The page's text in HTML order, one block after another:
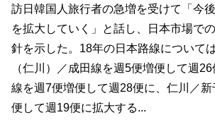
訪日韓国人旅行者の急増を受けて「今
を拡大していく」と話し、日本市場で
針を示した。18年の日本路線について
（仁川）／成田線を週5便増便して週
線を週7便増便して週28便に、仁川／
便して週19便に拡大する...